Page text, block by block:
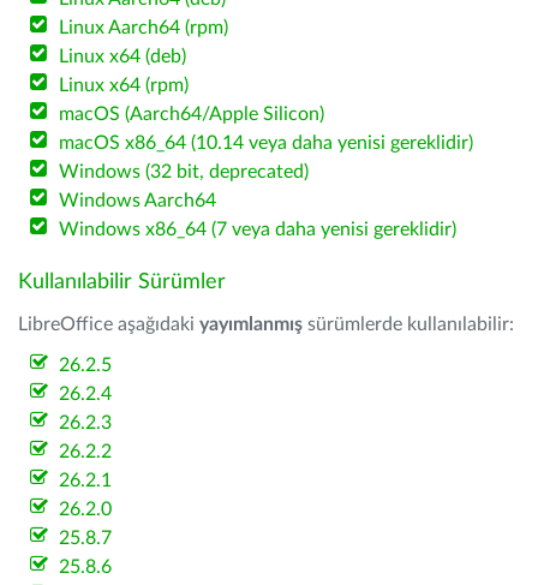
Linux Aarch64 (rpm)
Linux x64 (deb)
Linux x64 (rpm)
macOS (Aarch64/Apple Silicon)
macOS x86_64 (10.14 veya daha yenisi gereklidir)
Windows (32 bit, deprecated)
Windows Aarch64
Windows x86_64 (7 veya daha yenisi gereklidir)
Kullanılabilir Sürümler
LibreOffice aşağıdaki yayımlanmış sürümlerde kullanılabilir:
26.2.5
26.2.4
26.2.3
26.2.2
26.2.1
26.2.0
25.8.7
25.8.6